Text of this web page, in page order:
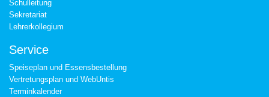
Schulleitung
Sekretariat
Lehrerkollegium
Service
Speiseplan und Essensbestellung
Vertretungsplan und WebUntis
Terminkalender